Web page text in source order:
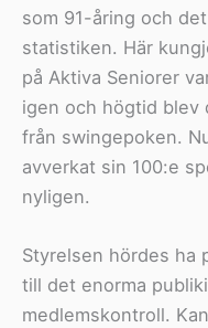
som 91-åring och
statistiken. Här
på Aktiva Seniorer
igen och högtid blev
från swingepoken.
avverkat sin 100:e
nyligen.
Styrelsen hördes ha
till det enorma
medlemskontroll.